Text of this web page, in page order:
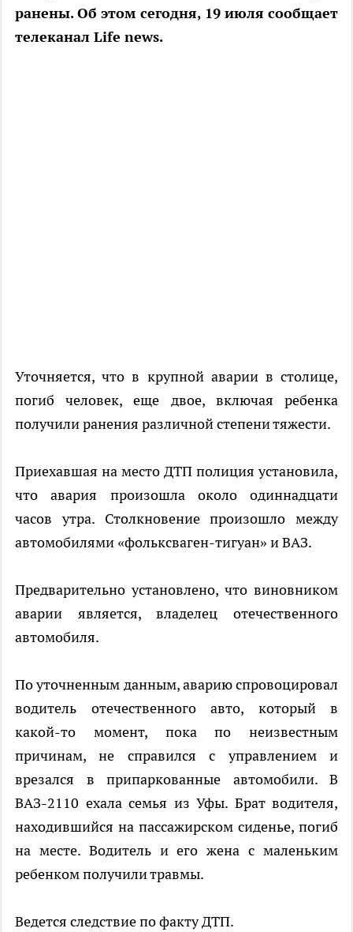
ранены. Об этом сегодня, 19 июля сообщает
телеканал Life news.
Уточняется, что в крупной аварии в столице,
погиб человек, еще двое, включая ребенка
получили ранения различной степени тяжести.
Приехавшая на место ДТП полиция установила,
что авария произошла около одиннадцати
часов утра. Столкновение произошло между
автомобилями «фольксваген-тигуан» и ВАЗ.
Предварительно установлено, что виновником
аварии является, владелец отечественного
автомобиля.
По уточненным данным, аварию спровоцировал
водитель отечественного авто, который в
какой-то момент, пока по неизвестным
причинам, не справился с управлением и
врезался в припаркованные автомобили. В
ВАЗ-2110 ехала семья из Уфы. Брат водителя,
находившийся на пассажирском сиденье, погиб
на месте. Водитель и его жена с маленьким
ребенком получили травмы.
Ведется следствие по факту ДТП.